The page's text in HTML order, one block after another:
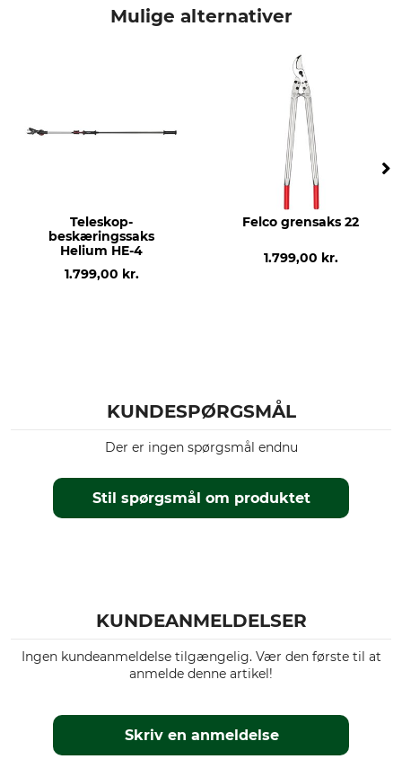
Mulige alternativer
Teleskop-
beskæringssaks
Helium HE-4
1.799,00 kr.
Felco grensaks 22
1.799,00 kr.
KUNDESPØRGSMÅL
Stil spørgsmål om produktet
Der er ingen spørgsmål endnu
KUNDEANMELDELSER
Ingen kundeanmeldelse tilgængelig. Vær den første til at
anmelde denne artikel!
Skriv en anmeldelse